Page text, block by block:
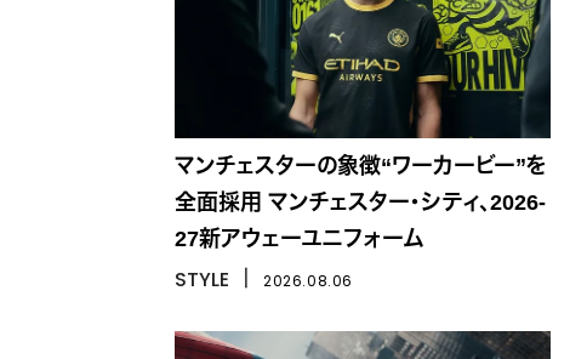
マンチェスターの象徴“ワーカービー”を
全面採用 マンチェスター・シティ、2026-
27新アウェーユニフォーム
STYLE 2026.08.06